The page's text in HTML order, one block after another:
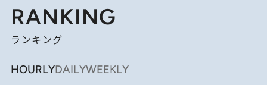
RANKING
ランキング
HOURLYDAILYWEEKLY